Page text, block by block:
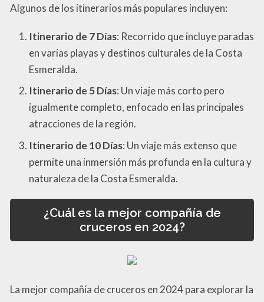
Algunos de los itinerarios más populares incluyen:
Itinerario de 7 Días: Recorrido que incluye paradas
en varias playas y destinos culturales de la Costa
Esmeralda.
Itinerario de 5 Días: Un viaje más corto pero
igualmente completo, enfocado en las principales
atracciones de la región.
Itinerario de 10 Días: Un viaje más extenso que
permite una inmersión más profunda en la cultura y
naturaleza de la Costa Esmeralda.
¿Cuál es la mejor compañía de
cruceros en 2024?
La mejor compañía de cruceros en 2024 para explorar la